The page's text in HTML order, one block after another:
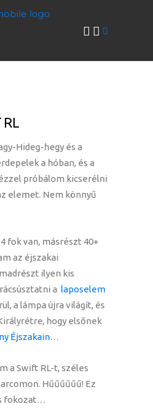
RL
Hideg-hegy és a
a hóban, és a
próbálom kicserélni
elemet. Nem könnyű
fok van, másrészt 40+
az éjszakai
ilyen kis
a laposelem
a lámpa újra világít, és
hogy elsőnek
Éjszakain…
a Swift RL-t, széles
Hűűűűűű! Ez
fokozat…